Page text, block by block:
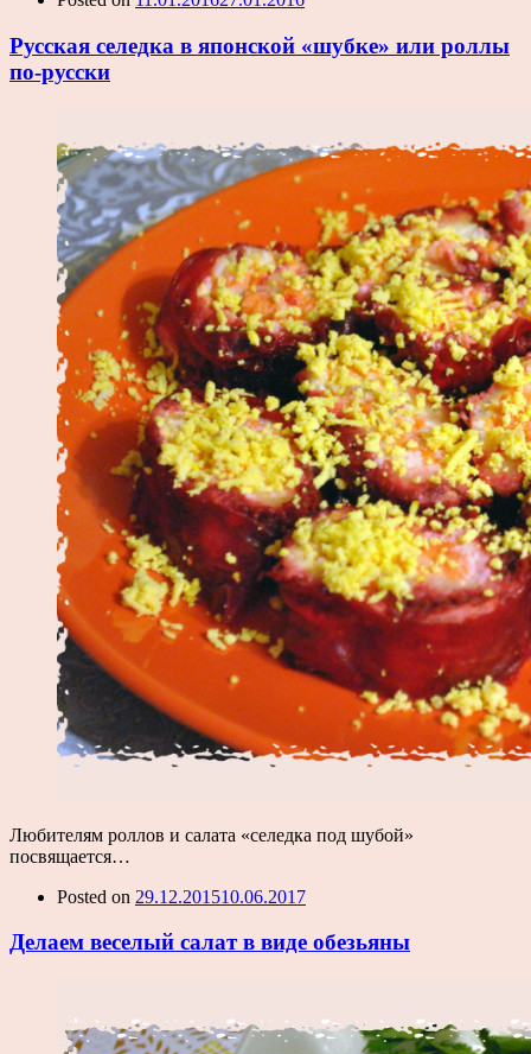
Русская селедка в японской «шубке» или роллы
по-русски
Любителям роллов и салата «селедка под шубой»
посвящается…
Posted on 29.12.201510.06.2017
Делаем веселый салат в виде обезьяны